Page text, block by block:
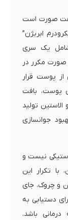
صورت است
ابریژن”
یک سری
مکرر در
پوست قرار
پوست، بافت
تولید
جوانسازی
نیست و
با تکرار این
و چروک، جای
دستیابی به
باشد.